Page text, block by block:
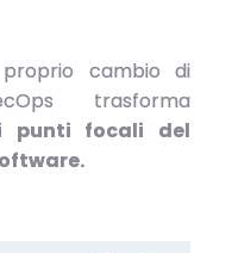
cambio di
trasforma
punti focali del